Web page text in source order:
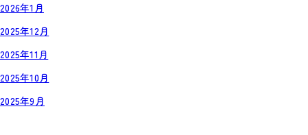
2026年1月
2025年12月
2025年11月
2025年10月
2025年9月